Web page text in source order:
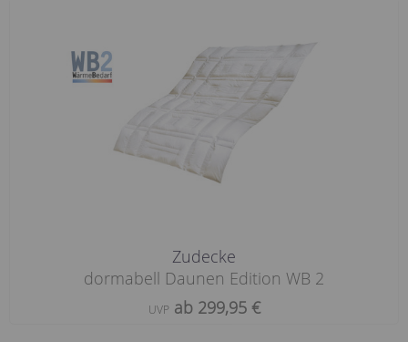
Zudecke
dormabell Daunen Edition WB 2
UVPab 299,95 €